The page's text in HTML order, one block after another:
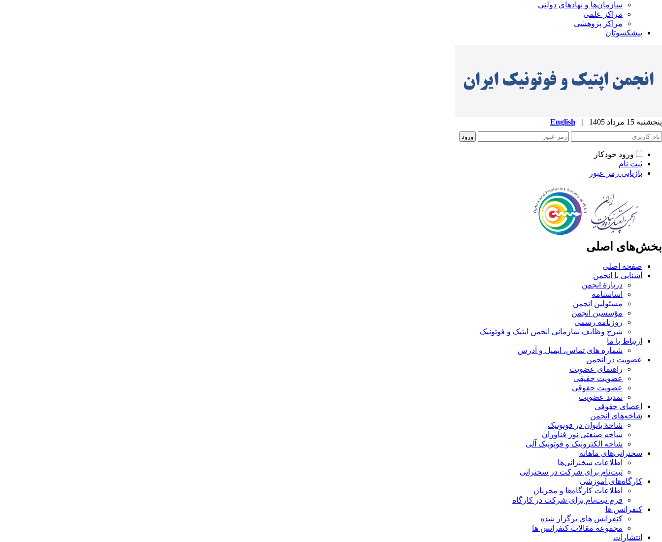
سازمان‌ها و نهادهای دولتی
مراکز علمی
مراکز پژوهشی
پیشکسوتان
پنجشنبه 15 مرداد 1405 |
English
ورود خودکار
ثبت نام
بازیابی رمز عبور
بخش‌های اصلی
صفحه اصلی
آشنایی با انجمن
دربارۀ انجمن
اساسنامه
مسئولین انجمن
مؤسسین انجمن
روزنامه رسمی
شرح وظایف سازمانی انجمن اپتیک و فوتونیک
ارتباط با ما
شماره های تماس، ایمیل و آدرس
عضویت در انجمن
راهنمای عضویت
عضویت حقیقی
عضویت حقوقی
تمدید عضویت
اعضای حقوقی
شاخه‌های انجمن
شاخۀ بانوان در فوتونیک
شاخه صنعتی نور فناوران
شاخه‌ الکترونیک و فوتونیک آلی
سخنرانی‌های ماهانه
اطلاعات سخنرانی‌‌ها
ثبت‌نام برای شرکت در سخنرانی
کارگاه‌های آموزشی
اطلاعات کارگاه‌ها و مجریان
فرم ثبت‌نام برای شرکت در کارگاه
کنفرانس ها
کنفرانس های برگزار شده
مجموعه مقالات کنفرانس ها
انتشارات